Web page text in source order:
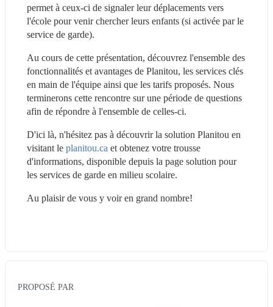
permet à ceux-ci de signaler leur déplacements vers
l'école pour venir chercher leurs enfants (si activée par le
service de garde).
Au cours de cette présentation, découvrez l'ensemble des
fonctionnalités et avantages de Planitou, les services clés
en main de l'équipe ainsi que les tarifs proposés. Nous
terminerons cette rencontre sur une période de questions
afin de répondre à l'ensemble de celles-ci.
D'ici là, n'hésitez pas à découvrir la solution Planitou en
visitant le planitou.ca et obtenez votre trousse
d'informations, disponible depuis la page solution pour
les services de garde en milieu scolaire.
Au plaisir de vous y voir en grand nombre!
PROPOSÉ PAR